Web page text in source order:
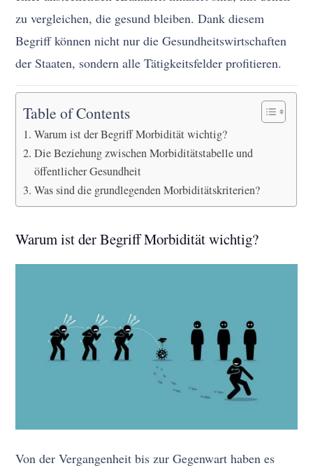
zu vergleichen, die gesund bleiben. Dank diesem
Begriff können nicht nur die Gesundheitswirtschaften
der Staaten, sondern alle Tätigkeitsfelder profitieren.
Table of Contents
Warum ist der Begriff Morbidität wichtig?
Die Beziehung zwischen Morbiditätstabelle und
öffentlicher Gesundheit
Was sind die grundlegenden Morbiditätskriterien?
Warum ist der Begriff Morbidität wichtig?
Von der Vergangenheit bis zur Gegenwart haben es